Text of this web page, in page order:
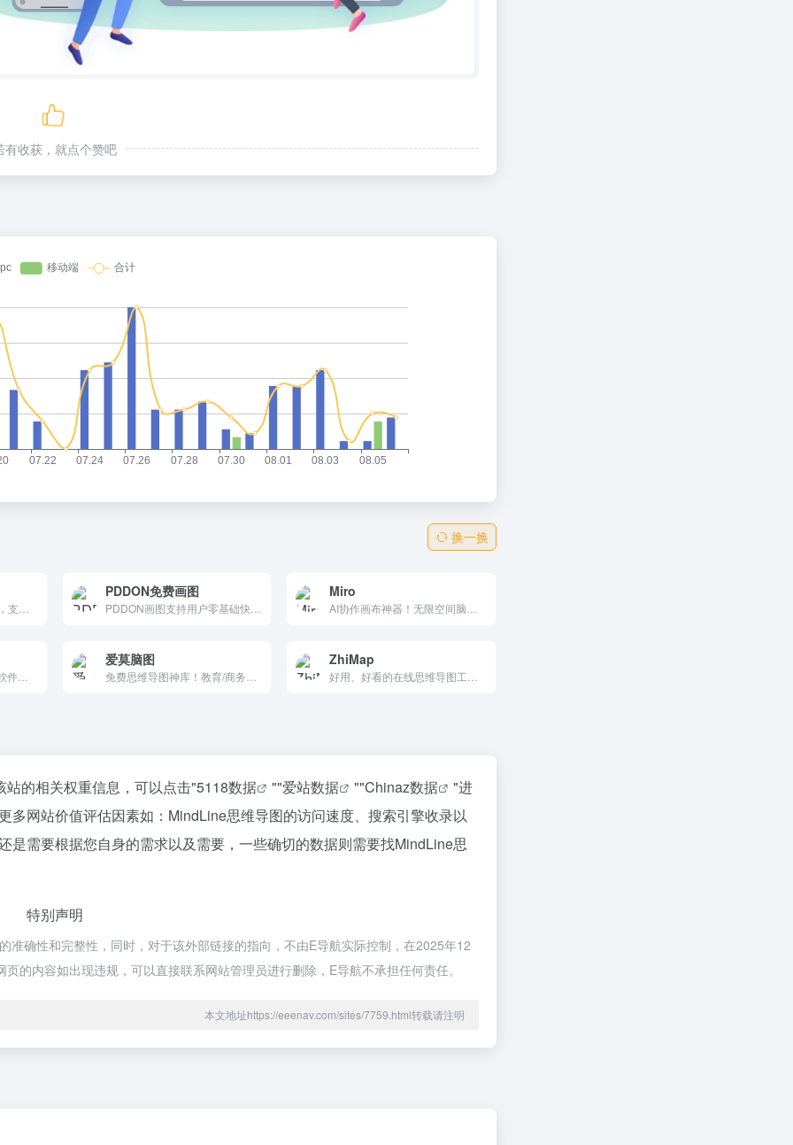
有收获，就点个赞吧
换一换
PDDON免费画图
PDDON画图支持用户零基础快速绘制线框图、流程图、架构图、思维导图、UML系列图、网络拓扑图、白板作图、图文混排、日常ppt插图、ER图、数据库模型图、韦恩图、鱼骨图等等，一软搞定，适用于各行各业的从业人员。并且还为科技企业的软件研发人员提供了设计、绘图、代码/脚本生成一体化的设计平台 。
Miro
提供正版AI思维导图工具软件和免费在线脑图模板。支持脑图、逻辑图、树形图、鱼骨图、组织架构图、时间轴等多种专业格式，适合头脑风暴和创意规划，助力您的思维创新。
爱莫脑图 ZhiMap
的相关权重信息，可以点击"5118数据 ""爱站数据 ""Chinaz数据
"进
网站价值评估因素如：MindLine思维导图的访问速度、搜索引擎收录以
需要根据您自身的需求以及需要，一些确切的数据则需要找MindLine思
特别声明
确性和完整性，同时，对于该外部链接的指向，不由E导航实际控制，在2025年12
的内容如出现违规，可以直接联系网站管理员进行删除，E导航不承担任何责任。
本文地址https://eeenav.com/sites/7759.html转载请注明